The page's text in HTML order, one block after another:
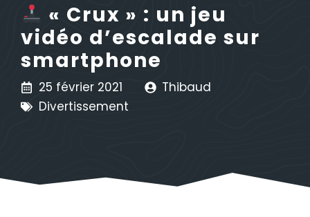
« Crux » : un jeu
vidéo d’escalade sur
smartphone
25 février 2021
Thibaud
Divertissement